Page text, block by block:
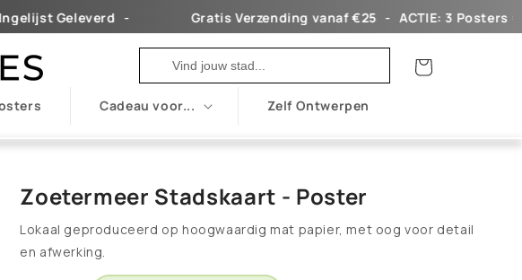
Geleverdㅤㅤ ㅤ ㅤ- Gratis Verzending vanaf €25ㅤ ㅤ ㅤ-ㅤ ㅤ ㅤㅤACTIE: 3 Posters = 2
Cadeau voor... Zelf Ontwerpen
Winkelwagen
Zoetermeer Stadskaart - Poster
Lokaal geproduceerd op hoogwaardig mat papier, met oog voor detail
en afwerking.